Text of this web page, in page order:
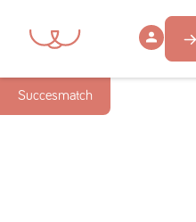
Succesmatch